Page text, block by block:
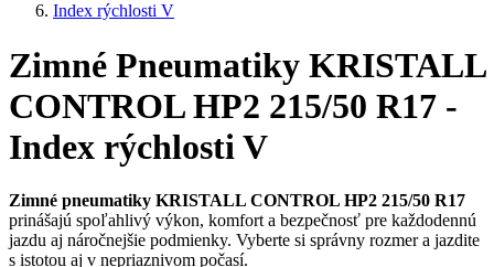
Index rýchlosti V
Zimné Pneumatiky KRISTALL
CONTROL HP2 215/50 R17 -
Index rýchlosti V
Zimné pneumatiky KRISTALL CONTROL HP2 215/50 R17
prinášajú spoľahlivý výkon, komfort a bezpečnosť pre každodennú
jazdu aj náročnejšie podmienky. Vyberte si správny rozmer a jazdite
s istotou aj v nepriaznivom počasí.